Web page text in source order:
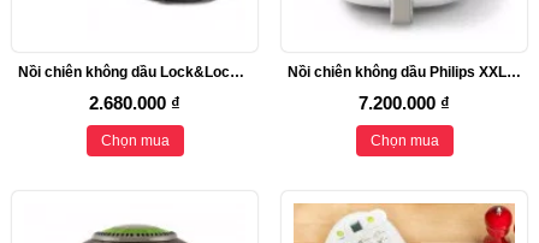
Nồi chiên không dầu Lock&Lock điện tử EJF351 5,2 lít
2.680.000 ₫
Chọn mua
Nồi chiên không dầu Philips XXL HD9630/20
7.200.000 ₫
Chọn mua